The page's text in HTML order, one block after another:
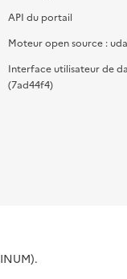
API du portail
Moteur open source :
Interface utilisateur de
(7ad44f4)